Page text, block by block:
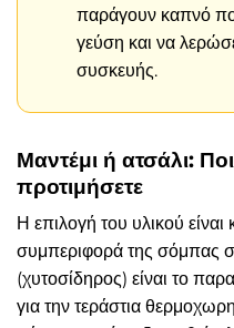
παράγουν καπνό
γεύση και να
συσκευής.
Μαντέμι ή ατσάλι:
προτιμήσετε
Η επιλογή του υλικού είναι
συμπεριφορά της σόμπας
(χυτοσίδηρος) είναι το
για την τεράστια